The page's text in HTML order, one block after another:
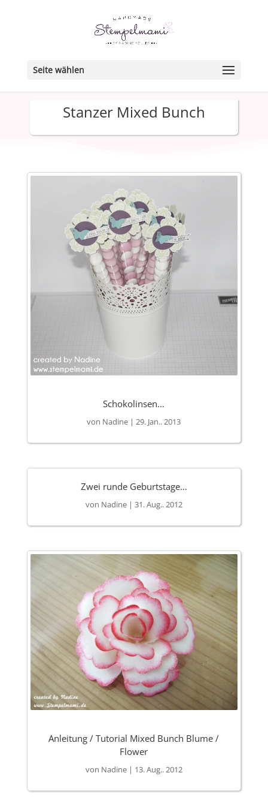
Seite wählen
Stanzer Mixed Bunch
Schokolinsen…
von Nadine |29. Jan.. 2013
Zwei runde Geburtstage…
von Nadine| 31. Aug.. 2012
Anleitung / Tutorial Mixed Bunch Blume /
Flower
von Nadine| 13. Aug.. 2012